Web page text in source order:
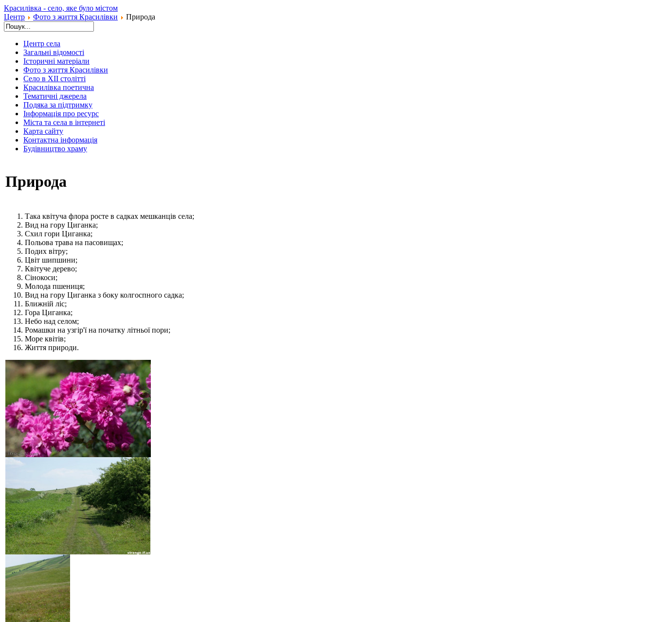
Красилівка - село, яке було містом
Центр
Фото з життя Красилівки Природа
Центр села
Загальні відомості
Історичні матеріали
Фото з життя Красилівки
Село в XII столітті
Красилівка поетична
Тематичні джерела
Подяка за підтримку
Інформація про ресурс
Міста та села в інтернеті
Карта сайту
Контактна інформація
Будівництво храму
Природа
Така квітуча флора росте в садках мешканців села;
Вид на гору Циганка;
Схил гори Циганка;
Польова трава на пасовищах;
Подих вітру;
Цвіт шипшини;
Квітуче дерево;
Сінокоси;
Молода пшениця;
Вид на гору Циганка з боку колгоспного садка;
Ближній ліс;
Гора Циганка;
Небо над селом;
Ромашки на узгір'ї на початку літньої пори;
Море квітів;
Життя природи.